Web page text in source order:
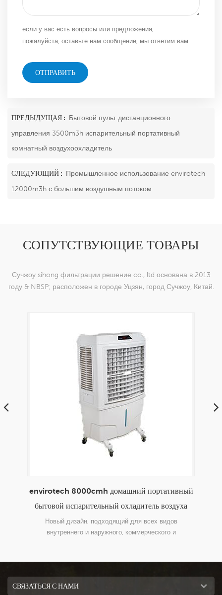
если у вас есть вопросы или предложения,
пожалуйста, оставьте нам сообщение, мы ответим вам
ОТПРАВИТЬ
ПРЕДЫДУЩАЯ : Бытовой пульт дистанционного
управления 3500m3h испарительный портативный
комнатный воздухоохладитель
СЛЕДУЮЩИЙ : Промышленное использование envirotech
12000m3h с большим воздушным потоком
СОПУТСТВУЮЩИЕ ТОВАРЫ
Сучжоу sihong фильтрации решение co., ltd основана в 2013
году & NBSP; расположен в городе Уцзян, город Сучжоу, Китай.
envirotech 8000cmh домашний портативный
бытовой испарительный охладитель воздуха
Новый дизайн, подходящий для всех видов
внутреннего и наружного, коммерческого и
СВЯЗАТЬСЯ С НАМИ